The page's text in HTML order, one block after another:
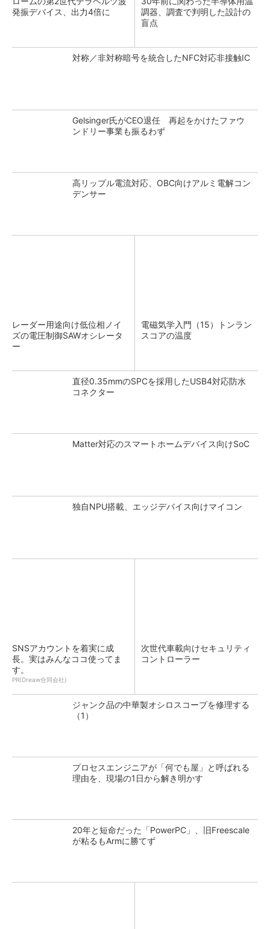
発振デバイス、出力4倍に
調器、調査で判明した設計の
盲点
対称／非対称暗号を統合したNFC対応非接触IC
Gelsinger氏がCEO退任 再起をかけたファウ
ンドリー事業も振るわず
高リップル電流対応、OBC向けアルミ電解コン
デンサー
レーダー用途向け低位相ノイ
ズの電圧制御SAWオシレータ
ー
電磁気学入門（15）トンラン
スコアの温度
直径0.35mmのSPCを採用したUSB4対応防水
コネクター
Matter対応のスマートホームデバイス向けSoC
独自NPU搭載、エッジデバイス向けマイコン
SNSアカウントを着実に成
長。実はみんなココ使ってま
す。
PR(Dreaw合同会社)
次世代車載向けセキュリティ
コントローラー
ジャンク品の中華製オシロスコープを修理する
（1）
プロセスエンジニアが「何でも屋」と呼ばれる
理由を、現場の1日から解き明かす
20年と短命だった「PowerPC」、旧Freescale
が粘るもArmに勝てず